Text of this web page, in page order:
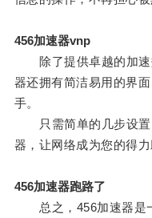
456加速器vnp
除了提供卓越的加速
器还拥有简洁易用的界
手。
只需简单的几步设置
器，让网络成为您的得力
456加速器跑路了
总之，456加速器是